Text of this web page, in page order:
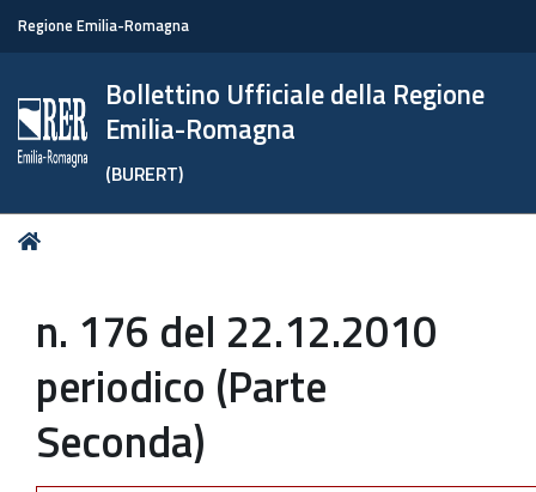
Regione Emilia-Romagna
Bollettino Ufficiale della Regione
Emilia-Romagna
(BURERT)
Tu
n. 176 del 22.12.2010
periodico (Parte
Seconda)